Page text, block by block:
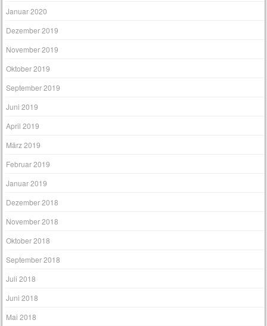
Januar 2020
Dezember 2019
November 2019
Oktober 2019
September 2019
Juni 2019
April 2019
März 2019
Februar 2019
Januar 2019
Dezember 2018
November 2018
Oktober 2018
September 2018
Juli 2018
Juni 2018
Mai 2018